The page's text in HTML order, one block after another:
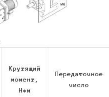
Крутящий
момент,
Н*м
Передаточное
число